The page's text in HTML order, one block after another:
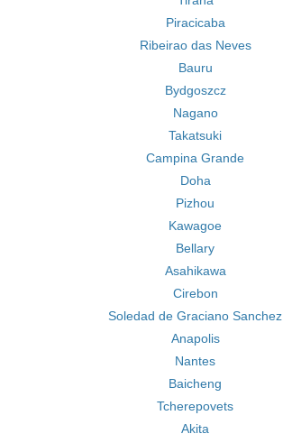
Piracicaba
Ribeirao das Neves
Bauru
Bydgoszcz
Nagano
Takatsuki
Campina Grande
Doha
Pizhou
Kawagoe
Bellary
Asahikawa
Cirebon
Soledad de Graciano Sanchez
Anapolis
Nantes
Baicheng
Tcherepovets
Akita